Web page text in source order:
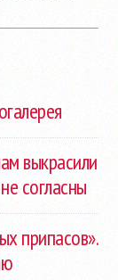
выкрасили
согласны
припасов».